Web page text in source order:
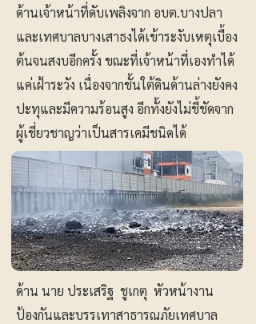
ด้านเจ้าหน้าที่ดับเพลิงจาก อบต.บางปลา
และเทศบาลบางเสาธงได้เข้าระงับเหตุเบื้อง
ต้นจนสงบอีกครั้ง ขณะที่เจ้าหน้าที่เองทำได้
แค่เฝ้าระวัง เนื่องจากชั้นใต้ดินด้านล่างยังคง
ปะทุและมีความร้อนสูง อีกทั้งยังไม่ชี้ชัดจาก
ผู้เชี่ยวชาญว่าเป็นสารเคมีชนิดได้
ด้าน นาย ประเสริฐ ชูเกตุ หัวหน้างาน
ป้องกันและบรรเทาสาธารณภัยเทศบาล